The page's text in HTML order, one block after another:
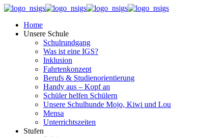
Home
Unsere Schule
Schulrundgang
Was ist eine IGS?
Inklusion
Fahrtenkonzept
Berufs & Studienorientierung
Handy aus – Kopf an
Schüler helfen Schülern
Unsere Schulhunde Mojo, Kiwi und Lou
Mensa
Unterrichtszeiten
Stufen